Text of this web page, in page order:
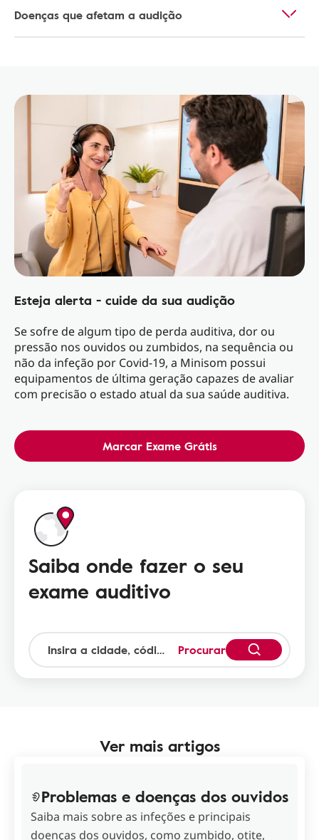
Doenças que afetam a audição
Esteja alerta - cuide da sua audição
Se sofre de algum tipo de perda auditiva, dor ou
pressão nos ouvidos ou zumbidos, na sequência ou
não da infeção por Covid-19, a Minisom possui
equipamentos de última geração capazes de avaliar
com precisão o estado atual da sua saúde auditiva.
Marcar Exame Grátis
Saiba onde fazer o seu
exame auditivo
Procurar
Ver mais artigos
Problemas e doenças dos ouvidos
Saiba mais sobre as infeções e principais
doenças dos ouvidos, como zumbido, otite,